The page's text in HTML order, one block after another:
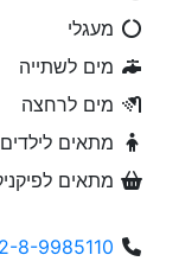
מעגלי
מים לשתייה
מים לרחצה
מתאים לילדים
מתאים
8-9985110